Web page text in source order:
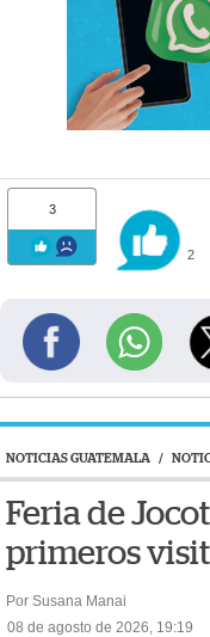
3
2
NOTICIAS GUATEMALA /
Feria de
primeros
Por Susana Manai
08 de agosto de 2026, 19:19